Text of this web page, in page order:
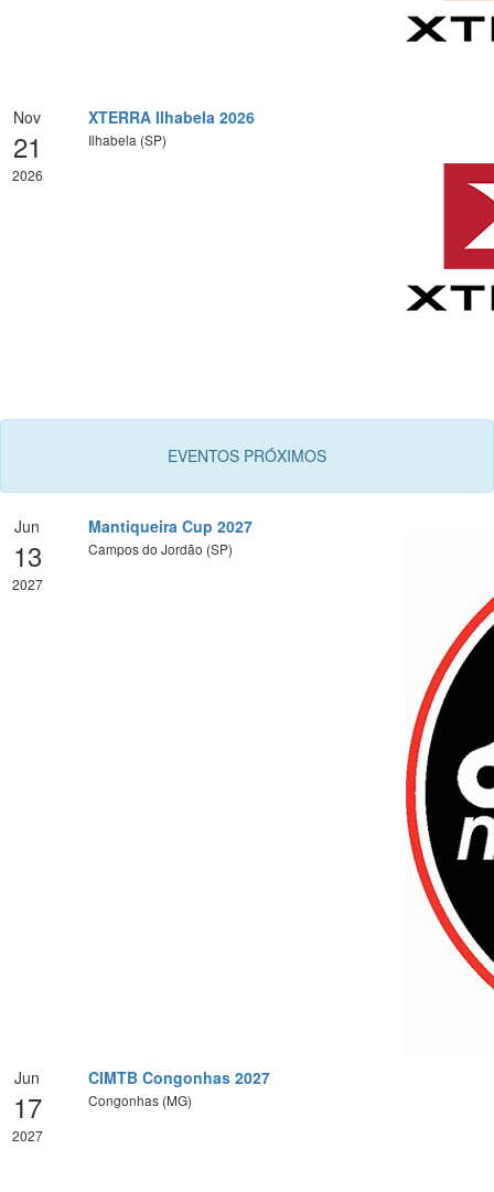
Nov
21
2026
XTERRA Ilhabela 2026
Ilhabela (SP)
EVENTOS PRÓXIMOS
Jun
13
2027
Mantiqueira Cup 2027
Campos do Jordão (SP)
Jun
17
2027
CIMTB Congonhas 2027
Congonhas (MG)